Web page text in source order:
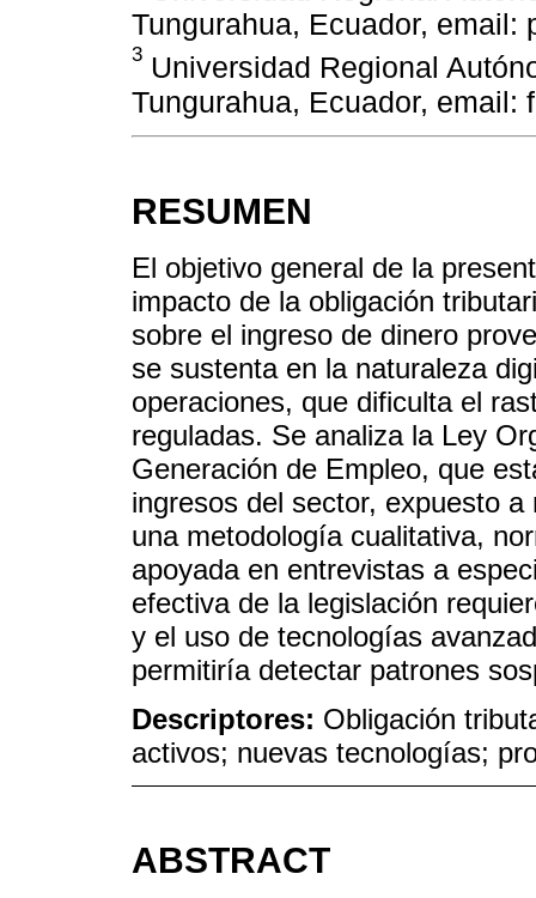
Tungurahua, Ecuador, email:
3 Universidad Regional
Tungurahua, Ecuador, email:
RESUMEN
El objetivo general de la
impacto de la obligación
sobre el ingreso de dinero
se sustenta en la naturaleza
operaciones, que dificulta el
reguladas. Se analiza la Ley
Generación de Empleo, que
ingresos del sector, expuesto
una metodología cualitativa,
apoyada en entrevistas a
efectiva de la legislación
y el uso de tecnologías
permitiría detectar patrones
Descriptores: Obligación
activos; nuevas tecnologías;
ABSTRACT